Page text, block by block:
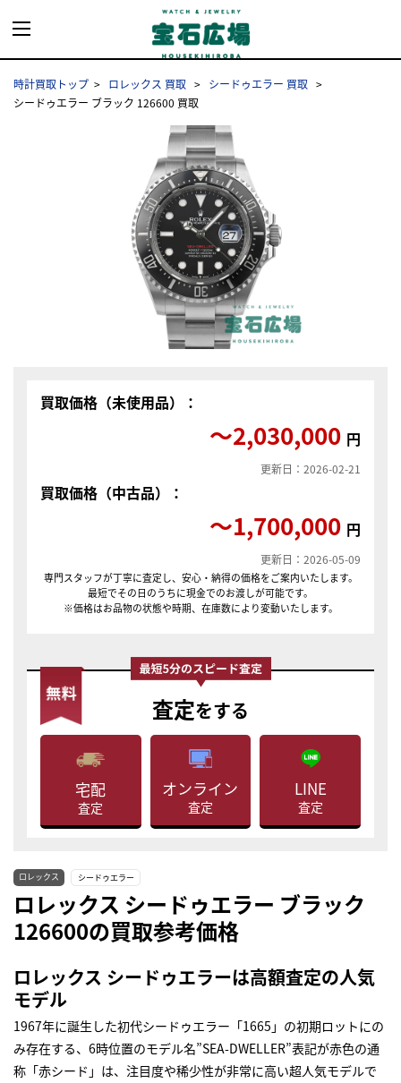
時計買取トップ ロレックス 買取
シードゥエラー 買取
シードゥエラー ブラック 126600 買取
買取価格（未使用品）：
〜2,030,000 円
更新日：2026-02-21
買取価格（中古品）：
〜1,700,000 円
更新日：2026-05-09
専門スタッフが丁寧に査定し、安心・納得の価格をご案内いたします。
最短でその日のうちに現金でのお渡しが可能です。
※価格はお品物の状態や時期、在庫数により変動いたします。
査定をする
宅配
査定
オンライン
査定
LINE
査定
ロレックス シードゥエラー
ロレックス シードゥエラー ブラック
126600の買取参考価格
ロレックス シードゥエラーは高額査定の人気
モデル
1967年に誕生した初代シードゥエラー「1665」の初期ロットにの
み存在する、6時位置のモデル名”SEA-DWELLER”表記が赤色の通
称「赤シード」は、注目度や稀少性が非常に高い超人気モデルで